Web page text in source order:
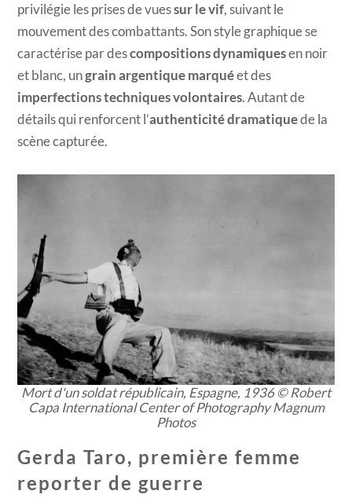
privilégie les prises de vuessur le vif, suivant le
mouvement des combattants. Son style graphique se
caractérise par descompositions dynamiquesen noir
et blanc, ungrain argentique marquéet des
imperfections techniques volontaires. Autant de
détails qui renforcent l’authenticité dramatiquede la
scène capturée.
Mort d'un soldat républicain, Espagne, 1936 © Robert
Capa International Center of Photography Magnum
Photos
Gerda Taro, première femme
reporter de guerre